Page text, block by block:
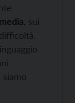
, sui
siamo